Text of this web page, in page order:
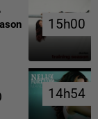
15h00
15h00
14h54
14h54